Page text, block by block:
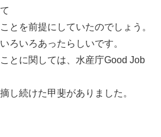
とを前提にしていたのでしょう。
ろいろあったらしいです。
とに関しては、水産庁Good Job
し続けた甲斐がありました。